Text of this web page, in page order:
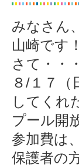
みなさん
山崎です
さて・・
８/１７（
してくれ
プール開
参加費は
保護者の